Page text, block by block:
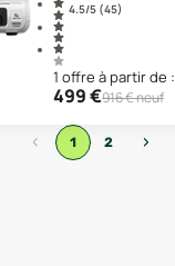
4.5/5 (45)
1 offre à partir de :
499€916€ neuf
‹ 1 2 ›